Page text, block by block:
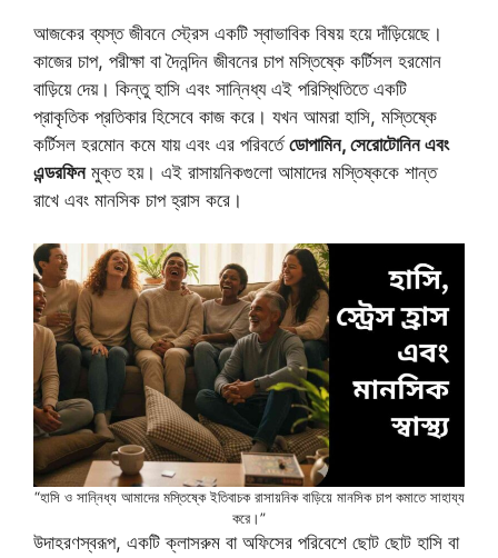
আজকের ব্যস্ত জীবনে স্ট্রেস একটি স্বাভাবিক বিষয় হয়ে দাঁড়িয়েছে।
কাজের চাপ, পরীক্ষা বা দৈনন্দিন জীবনের চাপ মস্তিষ্কে কর্টিসল হরমোন
বাড়িয়ে দেয়। কিন্তু হাসি এবং সান্নিধ্য এই পরিস্থিতিতে একটি
প্রাকৃতিক প্রতিকার হিসেবে কাজ করে। যখন আমরা হাসি, মস্তিষ্কে
কর্টিসল হরমোন কমে যায় এবং এর পরিবর্তে ডোপামিন, সেরোটোনিন এবং
এন্ডরফিনমুক্ত হয়। এই রাসায়নিকগুলো আমাদের মস্তিষ্ককে শান্ত
রাখে এবং মানসিক চাপ হ্রাস করে।
“হাসি ও সান্নিধ্য আমাদের মস্তিষ্কে ইতিবাচক রাসায়নিক বাড়িয়ে মানসিক চাপ কমাতে সাহায্য
করে।”
উদাহরণস্বরূপ, একটি ক্লাসরুম বা অফিসের পরিবেশে ছোট ছোট হাসি বা